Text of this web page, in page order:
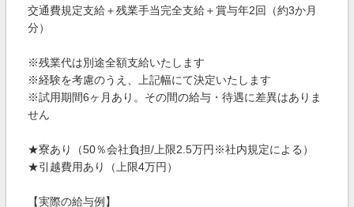
交通費規定支給＋残業手当完全支給＋賞与年2回（約3か月
分）
※残業代は別途全額支給いたします
※経験を考慮のうえ、上記幅にて決定いたします
※試用期間6ヶ月あり。その間の給与・待遇に差異はありま
せん
★寮あり（50％会社負担/上限2.5万円※社内規定による）
★引越費用あり（上限4万円）
【実際の給与例】